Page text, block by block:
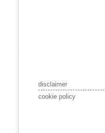
disclaimer
cookie policy